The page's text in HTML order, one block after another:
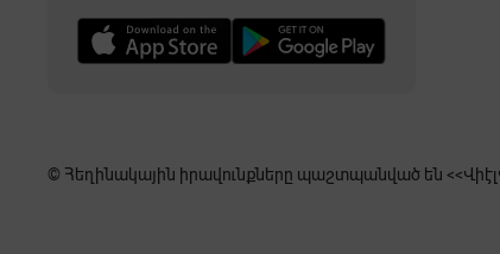
© Հեղինակային իրավունքները պաշտպանված են